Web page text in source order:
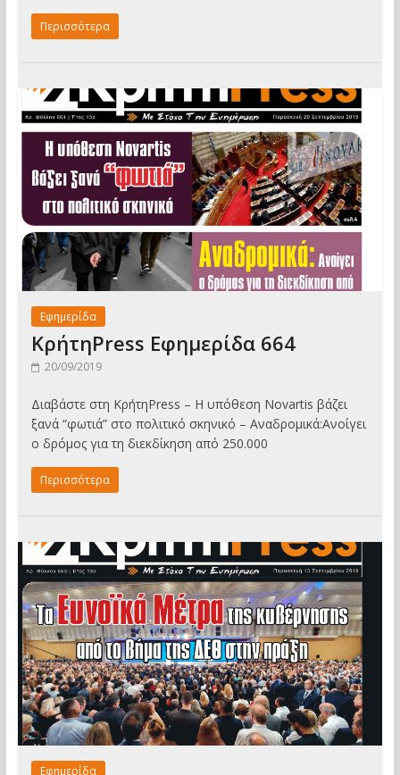
Περισσότερα
Εφημερίδα
ΚρήτηPress Εφημερίδα 664
20/09/2019
Διαβάστε στη ΚρήτηPress – Η υπόθεση Novartis βάζει
ξανά “φωτιά” στο πολιτικό σκηνικό – Αναδρομικά:Ανοίγει
ο δρόμος για τη διεκδίκηση από 250.000
Περισσότερα
Εφημερίδα